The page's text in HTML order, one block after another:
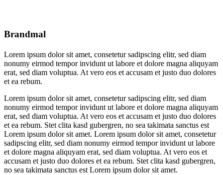
Brandmal
Lorem ipsum dolor sit amet, consetetur sadipscing elitr, sed diam
nonumy eirmod tempor invidunt ut labore et dolore magna aliquyam
erat, sed diam voluptua. At vero eos et accusam et justo duo dolores
et ea rebum.
Lorem ipsum dolor sit amet, consetetur sadipscing elitr, sed diam
nonumy eirmod tempor invidunt ut labore et dolore magna aliquyam
erat, sed diam voluptua. At vero eos et accusam et justo duo dolores
et ea rebum. Stet clita kasd gubergren, no sea takimata sanctus est
Lorem ipsum dolor sit amet. Lorem ipsum dolor sit amet, consetetur
sadipscing elitr, sed diam nonumy eirmod tempor invidunt ut labore
et dolore magna aliquyam erat, sed diam voluptua. At vero eos et
accusam et justo duo dolores et ea rebum. Stet clita kasd gubergren,
no sea takimata sanctus est Lorem ipsum dolor sit amet.